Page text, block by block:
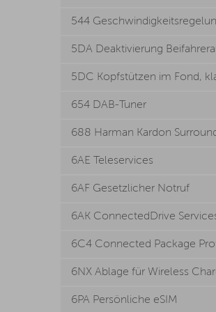
544
5DA Deaktivierung
5DC Kopfstützen im Fond,
654 DAB-Tuner
688 Harman Kardon
6AE Teleservices
6AF Gesetzlicher Notruf
6AK ConnectedDrive
6C4 Connected Package
6NX Ablage für Wireless
6PA Persönliche eSIM